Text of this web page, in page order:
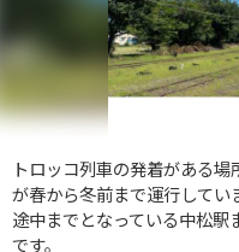
トロッコ列車の発着がある
が春から冬前まで運行してい
途中までとなっている中松駅
です。